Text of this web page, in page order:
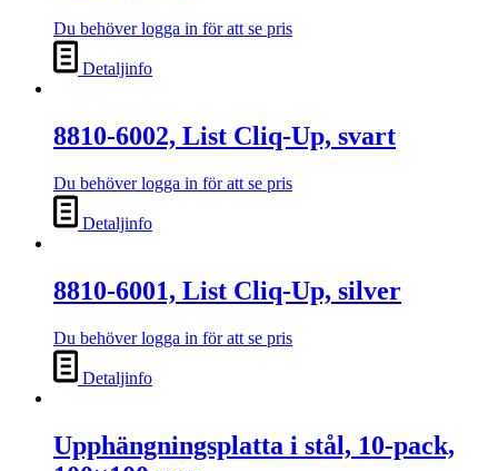
produktsidan
De
olika
alternativen
på
produktsidan
Du behöver logga in för att se pris
Detaljinfo
8810-6002, List Cliq-Up, svart
Du behöver logga in för att se pris
Detaljinfo
8810-6001, List Cliq-Up, silver
Du behöver logga in för att se pris
Detaljinfo
Upphängningsplatta i stål, 10-pack,